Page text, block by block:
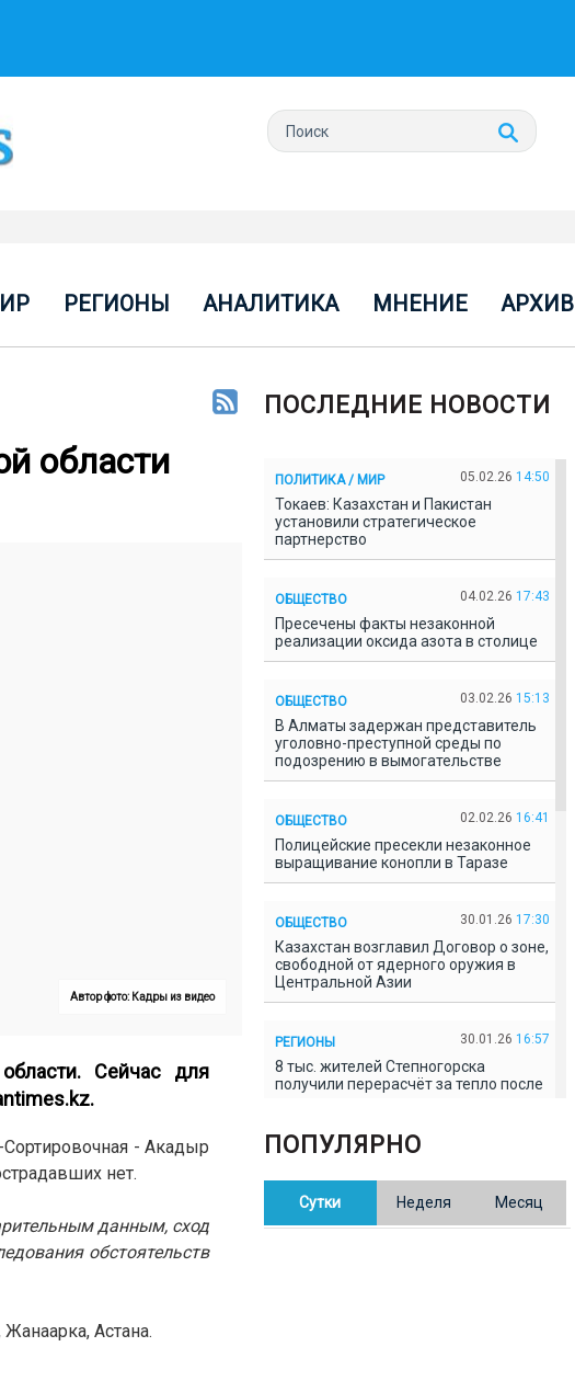
РЕГИОНЫ АНАЛИТИКА МНЕНИЕ АРХИВ
области
Автор фото: Кадры из видео
Сейчас для
.
- Акадыр
нет.
данным, сход
обстоятельств
Астана.
ПОСЛЕДНИЕ НОВОСТИ
ПОЛИТИКА / МИР 05.02.26 14:50
Токаев: Казахстан и Пакистан
установили стратегическое
партнерство
ОБЩЕСТВО 04.02.26 17:43
Пресечены факты незаконной
реализации оксида азота в столице
ОБЩЕСТВО 03.02.26 15:13
В Алматы задержан представитель
уголовно-преступной среды по
подозрению в вымогательстве
ОБЩЕСТВО 02.02.26 16:41
Полицейские пресекли незаконное
выращивание конопли в Таразе
ОБЩЕСТВО 30.01.26 17:30
Казахстан возглавил Договор о зоне,
свободной от ядерного оружия в
Центральной Азии
РЕГИОНЫ 30.01.26 16:57
8 тыс. жителей Степногорска
получили перерасчёт за тепло после
В Казахстане готовят новую
редакцию Конституции: меняется
ПОПУЛЯРНО
Сутки Неделя Месяц